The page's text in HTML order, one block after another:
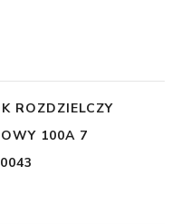
ROZDZIELCZY
100A 7